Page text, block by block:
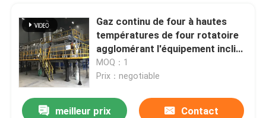
Gaz continu de four à hautes
températures de four rotatoire
agglomérant l'équipement incliné
cylindrique de four rotatoire
MOQ：1
Prix：negotiable
meilleur prix Contact